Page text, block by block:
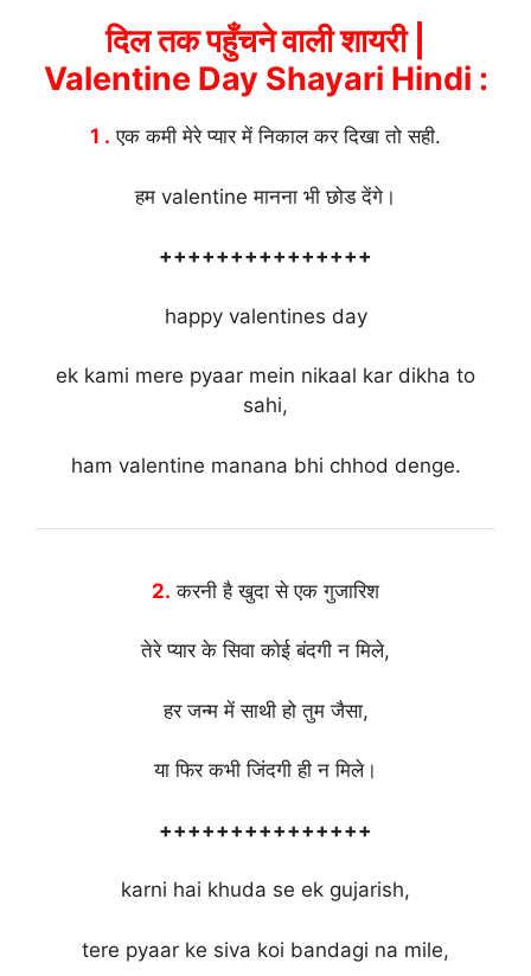
दिल तक पहुँचने वाली शायरी |
Valentine Day Shayari Hindi :
1 . एक कमी मेरे प्यार में निकाल कर दिखा तो सही.
हम valentine मानना भी छोड देंगे।
+++++++++++++++
happy valentines day
ek kami mere pyaar mein nikaal kar dikha to
sahi,
ham valentine manana bhi chhod denge.
2. करनी है खुदा से एक गुजारिश
तेरे प्यार के सिवा कोई बंदगी न मिले,
हर जन्म में साथी हो तुम जैसा,
या फिर कभी जिंदगी ही न मिले।
+++++++++++++++
karni hai khuda se ek gujarish,
tere pyaar ke siva koi bandagi na mile,